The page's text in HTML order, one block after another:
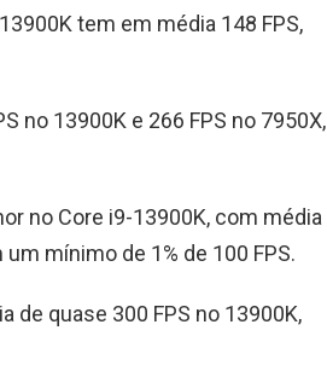
tem em média 148 FPS,
no 13900K e 266 FPS no 7950X,
no Core i9-13900K, com média
mínimo de 1% de 100 FPS.
de quase 300 FPS no 13900K,